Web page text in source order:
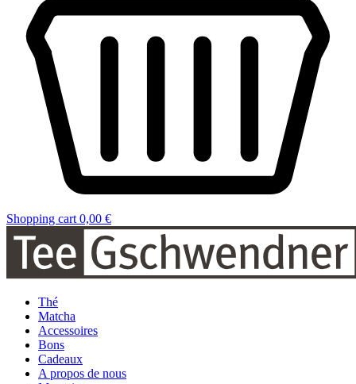
Shopping cart 0,00 €
Thé
Matcha
Accessoires
Bons
Cadeaux
A propos de nous